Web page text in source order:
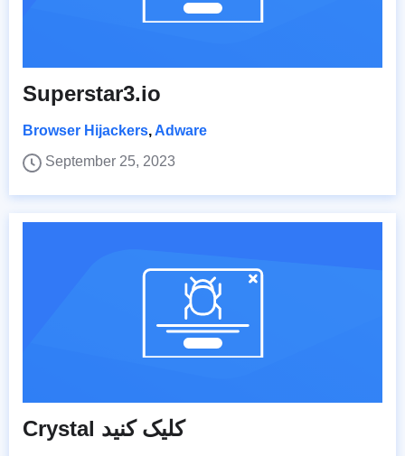
Superstar3.io
Browser Hijackers, Adware
September 25, 2023
Crystal کلیک کنید